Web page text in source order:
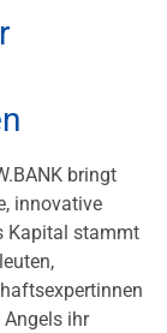
bringt
innovative
Kapital stammt
ihr